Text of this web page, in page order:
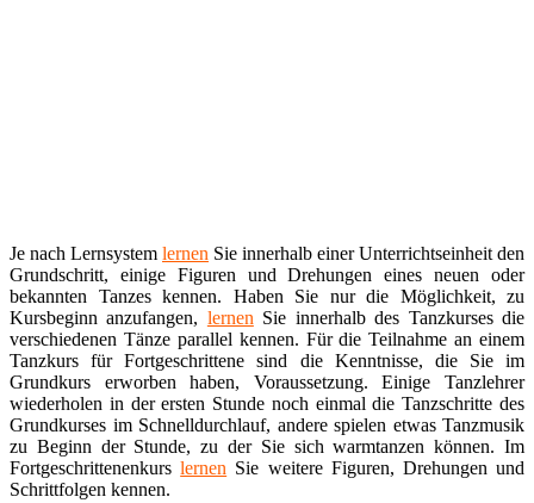
Je nach Lernsystem lernen Sie innerhalb einer Unterrichtseinheit den
Grundschritt, einige Figuren und Drehungen eines neuen oder
bekannten Tanzes kennen. Haben Sie nur die Möglichkeit, zu
Kursbeginn anzufangen, lernen Sie innerhalb des Tanzkurses die
verschiedenen Tänze parallel kennen. Für die Teilnahme an einem
Tanzkurs für Fortgeschrittene sind die Kenntnisse, die Sie im
Grundkurs erworben haben, Voraussetzung. Einige Tanzlehrer
wiederholen in der ersten Stunde noch einmal die Tanzschritte des
Grundkurses im Schnelldurchlauf, andere spielen etwas Tanzmusik
zu Beginn der Stunde, zu der Sie sich warmtanzen können. Im
Fortgeschrittenenkurslernen Sie weitere Figuren, Drehungen und
Schrittfolgen kennen.